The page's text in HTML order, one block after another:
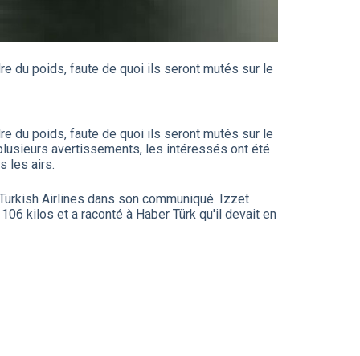
du poids, faute de quoi ils seront mutés sur le
du poids, faute de quoi ils seront mutés sur le
avertissements, les intéressés ont été
les airs.
Airlines dans son communiqué. Izzet
kilos et a raconté à Haber Türk qu'il devait en